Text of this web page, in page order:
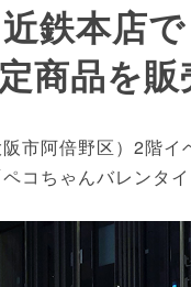
鉄本店
商品を販
市阿倍野区）2階
コちゃんバレンタ